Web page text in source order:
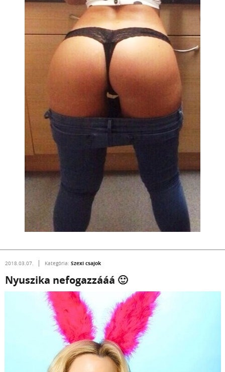
2018.03.07. Kategória: Szexi csajok
Nyuszika nefogazzááá 🙂